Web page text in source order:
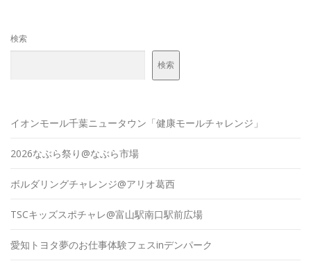
検索
検索
イオンモール千葉ニュータウン「健康モールチャレンジ」
2026なぶら祭り@なぶら市場
ボルダリングチャレンジ@アリオ葛西
TSCキッズスポチャレ@富山駅南口駅前広場
愛知トヨタ夢のお仕事体験フェスinデンパーク